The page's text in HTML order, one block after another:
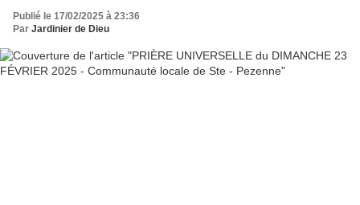
Publié le 17/02/2025 à 23:36
Par Jardinier de Dieu